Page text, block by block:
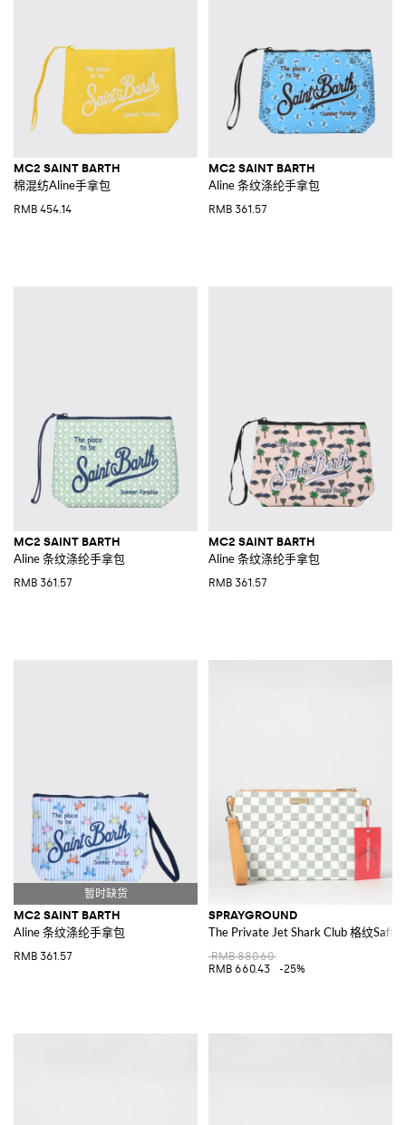
MC2 SAINT BARTH
棉混纺Aline手拿包
RMB 454.14
MC2 SAINT BARTH
Aline 条纹涤纶手拿包
RMB 361.57
MC2 SAINT BARTH
Aline 条纹涤纶手拿包
RMB 361.57
MC2 SAINT BARTH
Aline 条纹涤纶手拿包
RMB 361.57
MC2 SAINT BARTH
Aline 条纹涤纶手拿包
RMB 361.57
SPRAYGROUND
The Private Jet Shark Club 格纹
RMB 880.60
RMB 660.43
-25%